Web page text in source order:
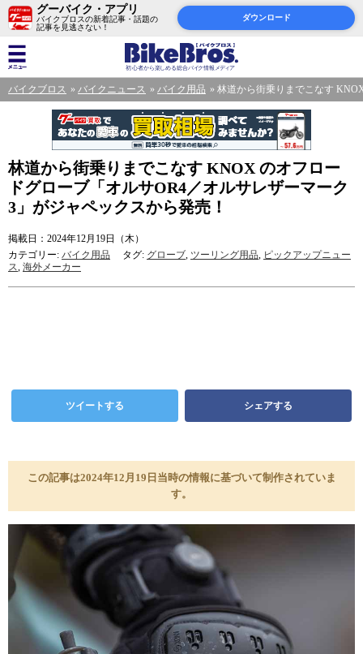
グーバイク・アプリ
バイクブロスの新着記事・話題の
記事を見逃さない！
ダウンロード
バイクブロス バイクニュース バイク用品 林道から街乗りまでこなす
林道から街乗りまでこなす KNOX のオフロー
ドグローブ「オルサOR4／オルサレザーマーク
3」がジャペックスから発売！
掲載日：2024年12月19日（木）
カテゴリー: バイク用品 タグ: グローブ, ツーリング用品, ピックアップニュー
ス, 海外メーカー
ツイートする シェアする
この記事は2024年12月19日当時の情報に基づいて制作されていま
す。